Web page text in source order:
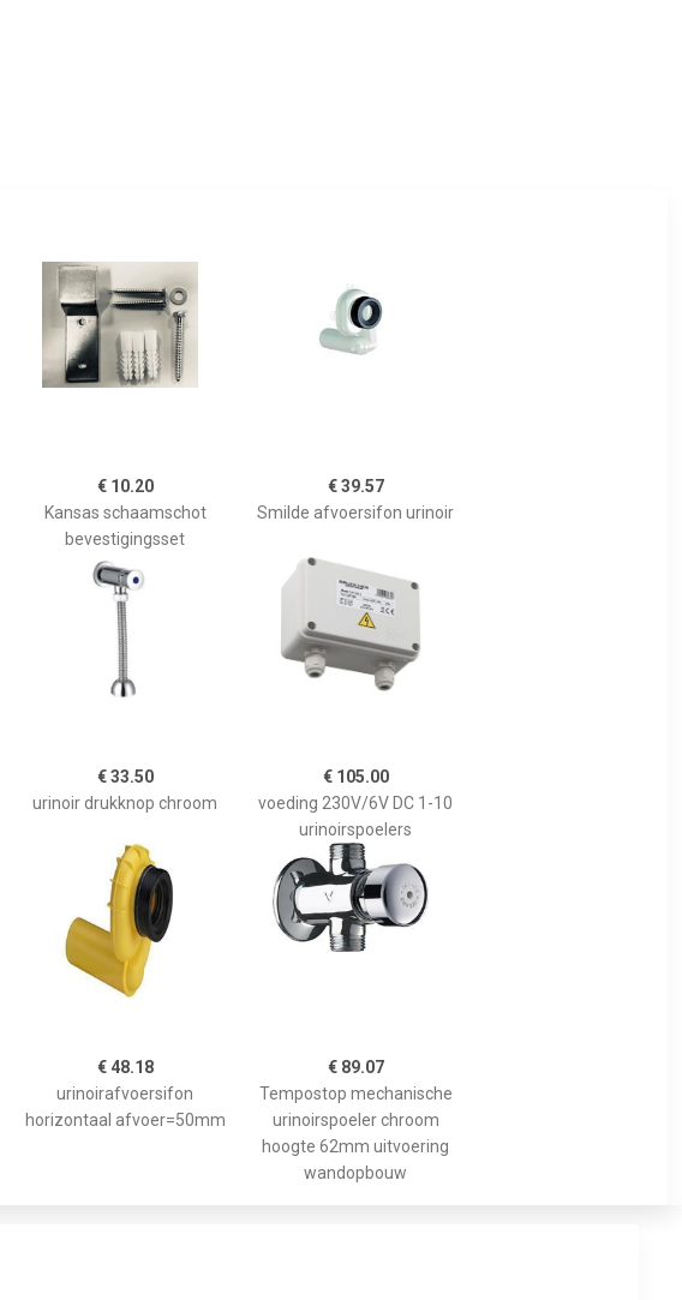
€ 10.20
Kansas schaamschot
bevestigingsset
€ 39.57
Smilde afvoersifon urinoir
€ 33.50
urinoir drukknop chroom
€ 105.00
voeding 230V/6V DC 1-10
urinoirspoelers
€ 48.18
urinoirafvoersifon
horizontaal afvoer=50mm
€ 89.07
Tempostop mechanische
urinoirspoeler chroom
hoogte 62mm uitvoering
wandopbouw